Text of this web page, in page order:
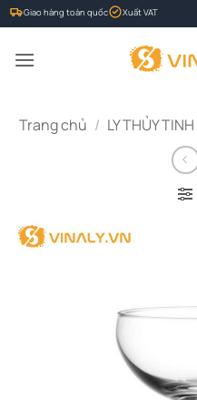
Bỏ
qua
nội
Giao hàng toàn quốc Xuất VAT
Trang chủ / LY THỦY TINH